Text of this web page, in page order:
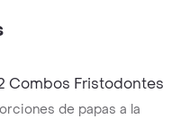
Combos Fristodontes
de papas a la